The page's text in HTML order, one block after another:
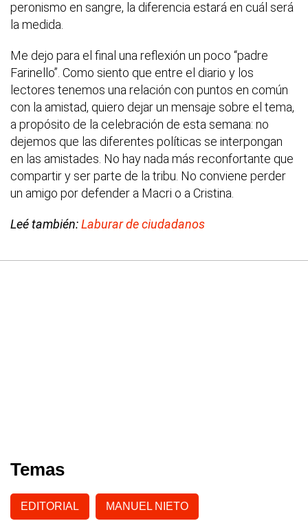
peronismo en sangre, la diferencia estará en cuál será
la medida.
Me dejo para el final una reflexión un poco “padre
Farinello”. Como siento que entre el diario y los
lectores tenemos una relación con puntos en común
con la amistad, quiero dejar un mensaje sobre el tema,
a propósito de la celebración de esta semana: no
dejemos que las diferentes políticas se interpongan
en las amistades. No hay nada más reconfortante que
compartir y ser parte de la tribu. No conviene perder
un amigo por defender a Macri o a Cristina.
Leé también:Laburar de ciudadanos
Temas
EDITORIAL MANUEL NIETO